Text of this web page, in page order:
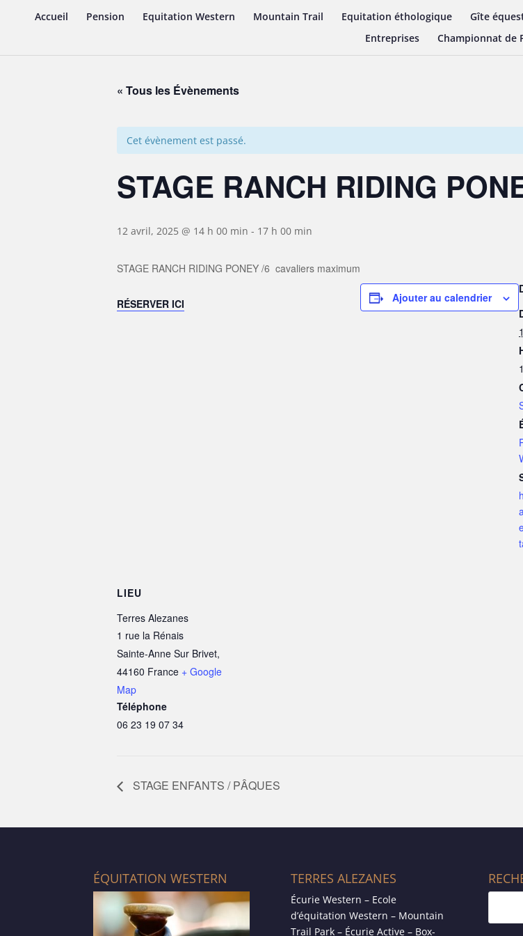
Accueil Pension Equitation Western Mountain Trail Equitation éthologique Gîte
Entreprises
Championnat de
« Tous les Évènements
Cet évènement est passé.
STAGE RANCH RIDING
12 avril, 2025 @ 14 h 00 min - 17 h 00 min
STAGE RANCH RIDING PONEY /6 cavaliers maximum
RÉSERVER ICI Ajouter au calendrier
LIEU
Terres Alezanes
1 rue la Rénais
Sainte-Anne Sur Brivet,
44160 France + Google
Map
Téléphone
06 23 19 07 34
STAGE ENFANTS / PÂQUES
ÉQUITATION WESTERN TERRES ALEZANES
Écurie Western – Ecole
d’équitation Western – Mountain
Trail Park – Écurie Active – Box-